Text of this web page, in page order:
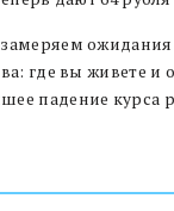
где вы живете и
падение курса